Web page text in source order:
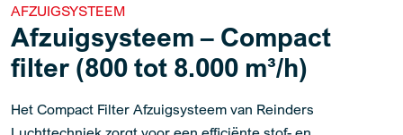
AFZUIGSYSTEEM
Afzuigsysteem – Compact
filter (800 tot 8.000 m³/h)
Het Compact Filter Afzuigsysteem van Reinders